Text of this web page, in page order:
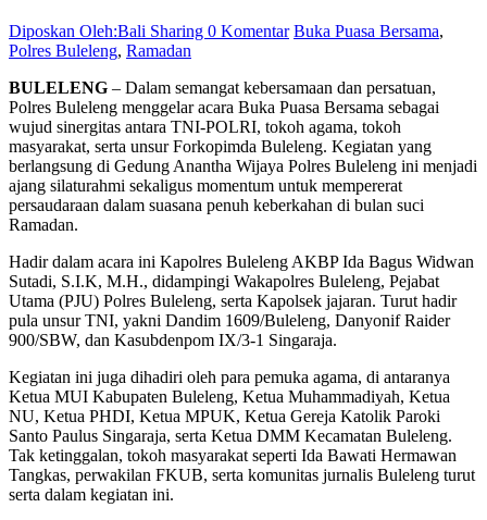
Diposkan Oleh:Bali Sharing 0 Komentar Buka Puasa Bersama,
Polres Buleleng, Ramadan
BULELENG – Dalam semangat kebersamaan dan persatuan,
Polres Buleleng menggelar acara Buka Puasa Bersama sebagai
wujud sinergitas antara TNI-POLRI, tokoh agama, tokoh
masyarakat, serta unsur Forkopimda Buleleng. Kegiatan yang
berlangsung di Gedung Anantha Wijaya Polres Buleleng ini menjadi
ajang silaturahmi sekaligus momentum untuk mempererat
persaudaraan dalam suasana penuh keberkahan di bulan suci
Ramadan.
Hadir dalam acara ini Kapolres Buleleng AKBP Ida Bagus Widwan
Sutadi, S.I.K, M.H., didampingi Wakapolres Buleleng, Pejabat
Utama (PJU) Polres Buleleng, serta Kapolsek jajaran. Turut hadir
pula unsur TNI, yakni Dandim 1609/Buleleng, Danyonif Raider
900/SBW, dan Kasubdenpom IX/3-1 Singaraja.
Kegiatan ini juga dihadiri oleh para pemuka agama, di antaranya
Ketua MUI Kabupaten Buleleng, Ketua Muhammadiyah, Ketua
NU, Ketua PHDI, Ketua MPUK, Ketua Gereja Katolik Paroki
Santo Paulus Singaraja, serta Ketua DMM Kecamatan Buleleng.
Tak ketinggalan, tokoh masyarakat seperti Ida Bawati Hermawan
Tangkas, perwakilan FKUB, serta komunitas jurnalis Buleleng turut
serta dalam kegiatan ini.